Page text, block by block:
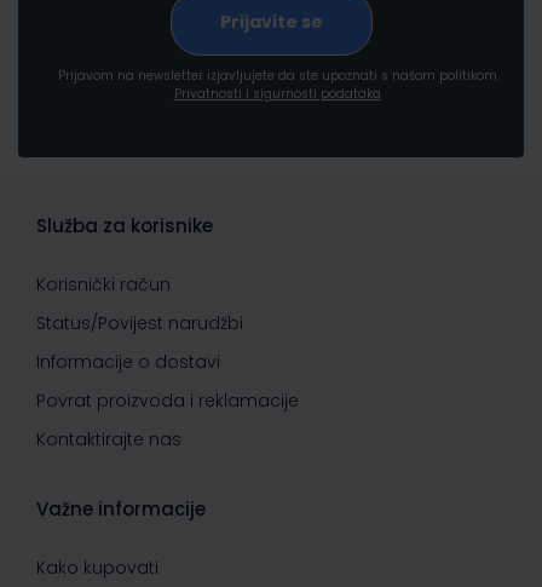
Prijavom na newsletter izjavljujete da ste upoznati s našom politikom
Privatnosti i sigurnosti podataka
Služba za korisnike
Korisnički račun
Status/Povijest narudžbi
Informacije o dostavi
Povrat proizvoda i reklamacije
Kontaktirajte nas
Važne informacije
Kako kupovati